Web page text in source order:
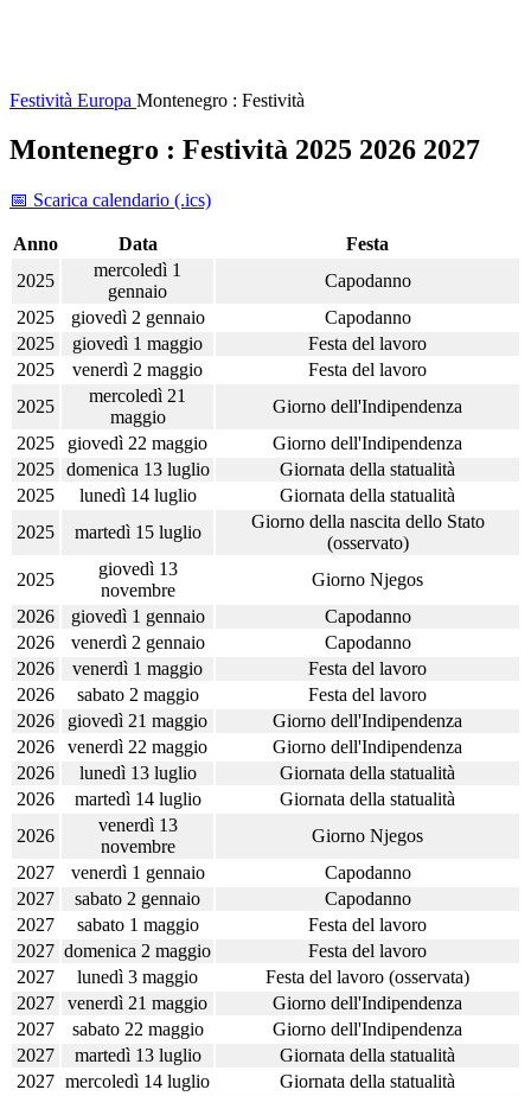
Festività Europa Montenegro : Festività
Montenegro : Festività 2025 2026 2027
📅 Scarica calendario (.ics)
Anno Data
Festa
2025
mercoledì 1
gennaio
Capodanno
2025
giovedì 2 gennaio
Capodanno
2025
giovedì 1 maggio
Festa del lavoro
2025
venerdì 2 maggio
Festa del lavoro
2025
mercoledì 21
maggio
Giorno dell'Indipendenza
2025
giovedì 22 maggio
Giorno dell'Indipendenza
2025 domenica 13 luglio
Giornata della statualità
2025
lunedì 14 luglio
Giornata della statualità
2025
martedì 15 luglio
Giorno della nascita dello Stato
(osservato)
2025
giovedì 13
novembre
Giorno Njegos
2026
giovedì 1 gennaio
Capodanno
2026
venerdì 2 gennaio
Capodanno
2026
venerdì 1 maggio
Festa del lavoro
2026
sabato 2 maggio
Festa del lavoro
2026
giovedì 21 maggio
Giorno dell'Indipendenza
2026
venerdì 22 maggio
Giorno dell'Indipendenza
2026
lunedì 13 luglio
Giornata della statualità
2026
martedì 14 luglio
Giornata della statualità
2026
venerdì 13
novembre
Giorno Njegos
2027
venerdì 1 gennaio
Capodanno
2027
sabato 2 gennaio
Capodanno
2027
sabato 1 maggio
Festa del lavoro
2027 domenica 2 maggio
Festa del lavoro
2027
lunedì 3 maggio
Festa del lavoro (osservata)
2027
venerdì 21 maggio
Giorno dell'Indipendenza
2027
sabato 22 maggio
Giorno dell'Indipendenza
2027
martedì 13 luglio
Giornata della statualità
2027 mercoledì 14 luglio
Giornata della statualità